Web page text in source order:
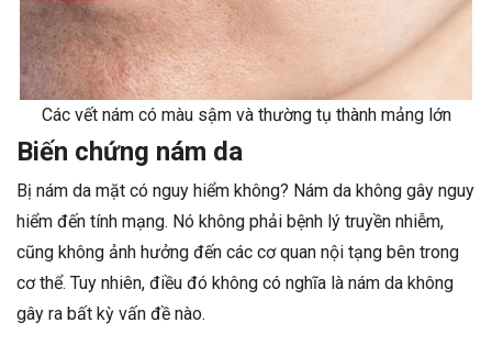
Các vết nám có màu sậm và thường tụ thành mảng lớn
Biến chứng nám da
Bị nám da mặt có nguy hiểm không? Nám da không gây nguy
hiểm đến tính mạng. Nó không phải bệnh lý truyền nhiễm,
cũng không ảnh hưởng đến các cơ quan nội tạng bên trong
cơ thể. Tuy nhiên, điều đó không có nghĩa là nám da không
gây ra bất kỳ vấn đề nào.